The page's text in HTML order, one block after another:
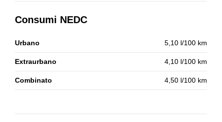
Consumi NEDC
Urbano 5,10 l/100 km
Extraurbano 4,10 l/100 km
Combinato 4,50 l/100 km